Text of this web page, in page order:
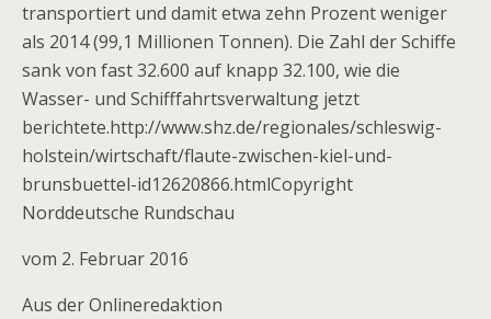
transportiert und damit etwa zehn Prozent weniger
als 2014 (99,1 Millionen Tonnen). Die Zahl der Schiffe
sank von fast 32.600 auf knapp 32.100, wie die
Wasser- und Schifffahrtsverwaltung jetzt
berichtete.http://www.shz.de/regionales/schleswig-
holstein/wirtschaft/flaute-zwischen-kiel-und-
brunsbuettel-id12620866.htmlCopyright
Norddeutsche Rundschau
vom 2. Februar 2016
Aus der Onlineredaktion